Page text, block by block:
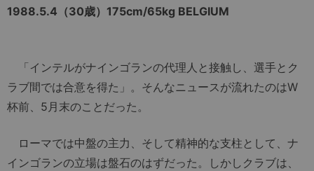
1988.5.4（30歳）175cm/65kg BELGIUM
「インテルがナインゴランの代理人と接触し、選手とク
ラブ間では合意を得た」。そんなニュースが流れたのはW
杯前、5月末のことだった。
ローマでは中盤の主力、そして精神的な支柱として、ナ
インゴランの立場は盤石のはずだった。しかしクラブは、